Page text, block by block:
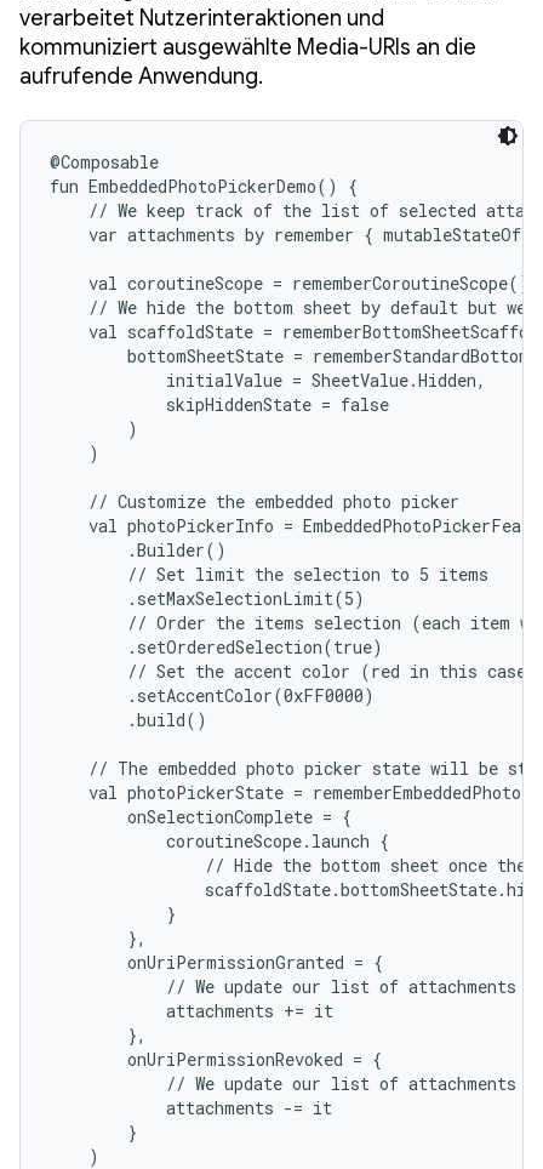
verarbeitet Nutzerinteraktionen und
kommuniziert ausgewählte Media-URIs an die
aufrufende Anwendung.
@Composable
fun EmbeddedPhotoPickerDemo() {
// We keep track of the list of selected
var attachments by remember {
    val coroutineScope = rememberCoroutineScope()
// We hide the bottom sheet by default but we
val scaffoldState =
bottomSheetState =
            initialValue = SheetValue.Hidden,
            skipHiddenState = false
        )
    )
    // Customize the embedded photo picker
val photoPickerInfo =
        .Builder()
        // Set limit the selection to 5 items
        .setMaxSelectionLimit(5)
// Order the items selection (each item
        .setOrderedSelection(true)
// Set the accent color (red in this
        .setAccentColor(0xFF0000)
        .build()
// The embedded photo picker state will be
val photoPickerState =
        onSelectionComplete = {
            coroutineScope.launch {
// Hide the bottom sheet once the
            }
        },
        onUriPermissionGranted = {
// We update our list of attachments
            attachments += it
        },
        onUriPermissionRevoked = {
// We update our list of attachments
            attachments -= it
        }
    )